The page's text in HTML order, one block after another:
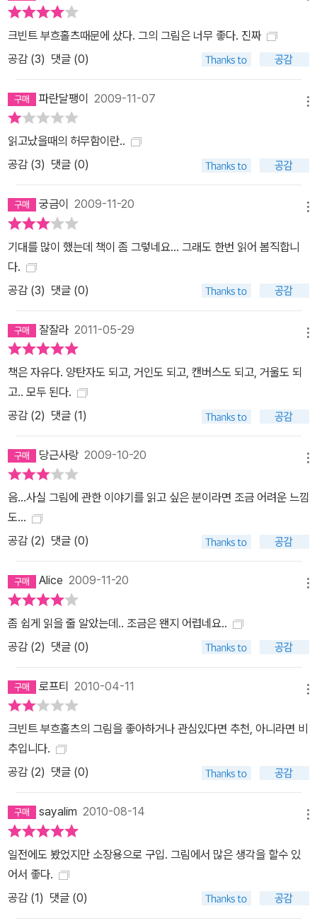
크빈트 부흐홀츠때문에 샀다. 그의 그림은 너무 좋다. 진짜
공감 (3) 댓글 (0)
파란달팽이 2009-11-07
읽고났을때의 허무함이란..
공감 (3) 댓글 (0)
궁금이 2009-11-20
기대를 많이 했는데 책이 좀 그렇네요... 그래도 한번 읽어 봄직합니
다.
공감 (3) 댓글 (0)
잘잘라 2011-05-29
책은 자유다. 양탄자도 되고, 거인도 되고, 캔버스도 되고, 거울도 되
고.. 모두 된다.
공감 (2) 댓글 (1)
당근사랑 2009-10-20
음...사실 그림에 관한 이야기를 읽고 싶은 분이라면 조금 어려운 느낌
도...
공감 (2) 댓글 (0)
Alice 2009-11-20
좀 쉽게 읽을 줄 알았는데.. 조금은 왠지 어렵네요..
공감 (2) 댓글 (0)
로프티 2010-04-11
크빈트 부흐홀츠의 그림을 좋아하거나 관심있다면 추천, 아니라면 비
추입니다.
공감 (2) 댓글 (0)
sayalim 2010-08-14
일전에도 봤었지만 소장용으로 구입. 그림에서 많은 생각을 할수 있
어서 좋다.
공감 (1) 댓글 (0)